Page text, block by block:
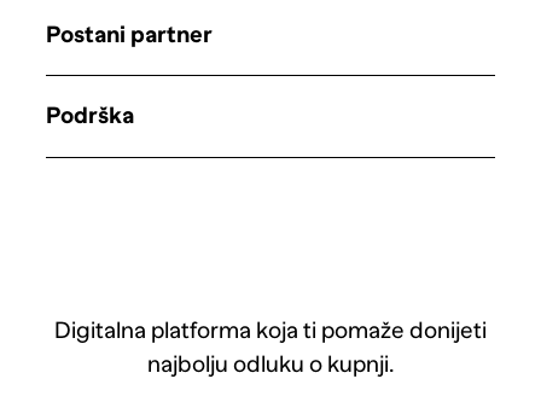
Digitalna platforma koja ti pomaže donijeti
najbolju odluku o kupnji.
Postani partner
Podrška